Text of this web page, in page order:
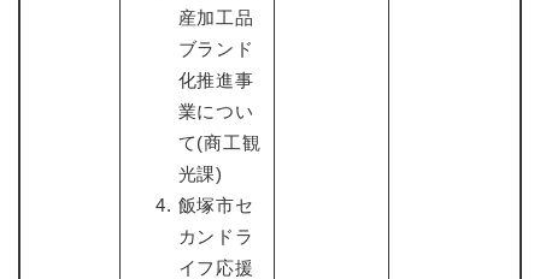
産加工品
ブランド
化推進事
業につい
て(商工観
光課)
飯塚市セ
カンドラ
イフ応援